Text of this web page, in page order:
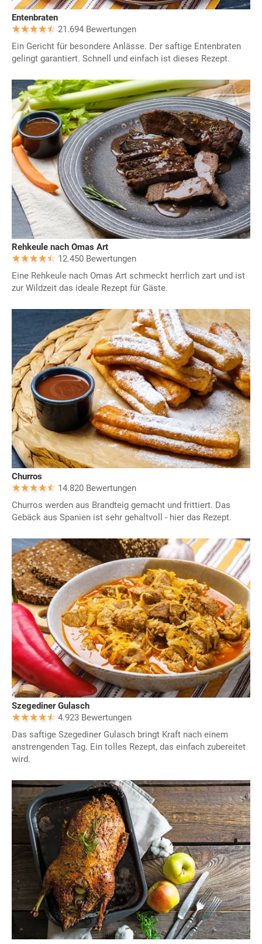
Entenbraten
21.694 Bewertungen
Ein Gericht für besondere Anlässe. Der saftige Entenbraten
gelingt garantiert. Schnell und einfach ist dieses Rezept.
Rehkeule nach Omas Art
12.450 Bewertungen
Eine Rehkeule nach Omas Art schmeckt herrlich zart und ist
zur Wildzeit das ideale Rezept für Gäste.
Churros
14.820 Bewertungen
Churros werden aus Brandteig gemacht und frittiert. Das
Gebäck aus Spanien ist sehr gehaltvoll - hier das Rezept.
Szegediner Gulasch
4.923 Bewertungen
Das saftige Szegediner Gulasch bringt Kraft nach einem
anstrengenden Tag. Ein tolles Rezept, das einfach zubereitet
wird.